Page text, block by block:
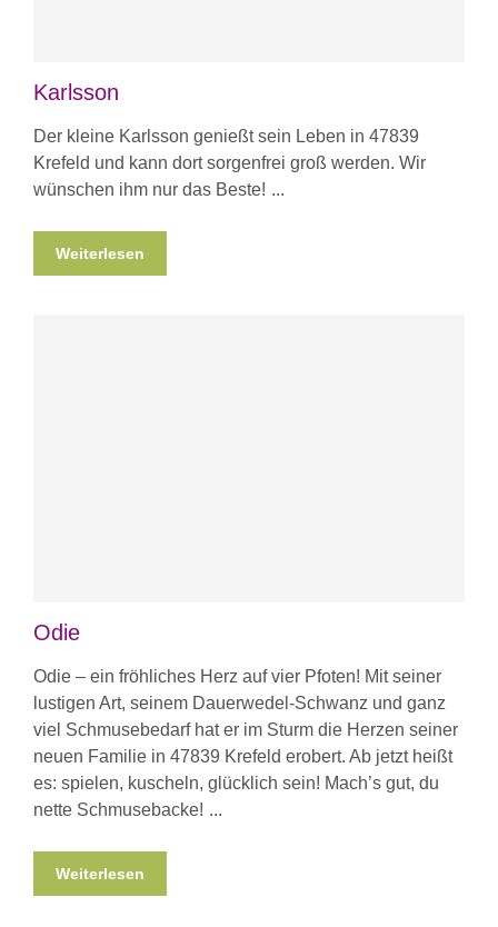
Karlsson
Der kleine Karlsson genießt sein Leben in 47839
Krefeld und kann dort sorgenfrei groß werden. Wir
wünschen ihm nur das Beste!
Weiterlesen
Odie
Odie – ein fröhliches Herz auf vier Pfoten! Mit seiner
lustigen Art, seinem Dauerwedel-Schwanz und ganz
viel Schmusebedarf hat er im Sturm die Herzen seiner
neuen Familie in 47839 Krefeld erobert. Ab jetzt heißt
es: spielen, kuscheln, glücklich sein! Mach’s gut, du
nette Schmusebacke!
Weiterlesen